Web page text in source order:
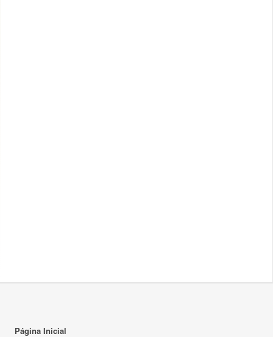
Página Inicial